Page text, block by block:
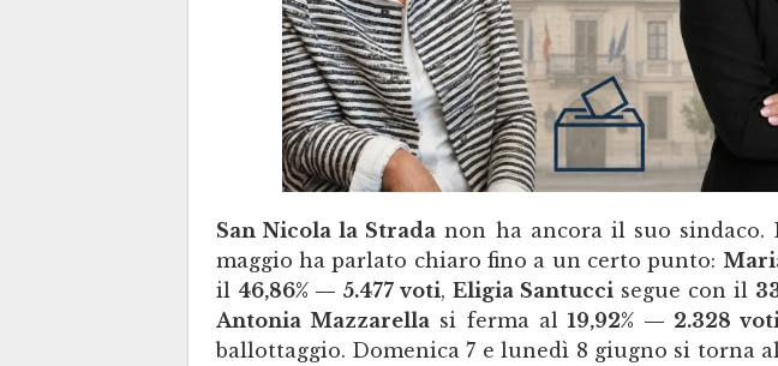
San Nicola la Strada non ha ancora il suo sindaco.
maggio ha parlato chiaro fino a un certo punto:
il 46,86% — 5.477 voti, Eligia Santucci segue con il
Antonia Mazzarella si ferma al19,92% — 2.328 voti
ballottaggio. Domenica 7 e lunedì 8 giugno si torna